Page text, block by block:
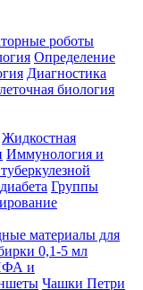
роботы
Определение
Диагностика
биология
Жидкостная
Иммунология и
Группы
материалы для
0,1-5 мл
и
Чашки Петри